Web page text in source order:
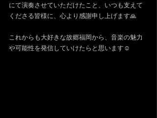
にて演奏させていただけたこと、いつも支えて
くださる皆様に、心より感謝申し上げます🙏
これからも大好きな故郷福岡から、音楽の魅力
や可能性を発信していけたらと思います☺️